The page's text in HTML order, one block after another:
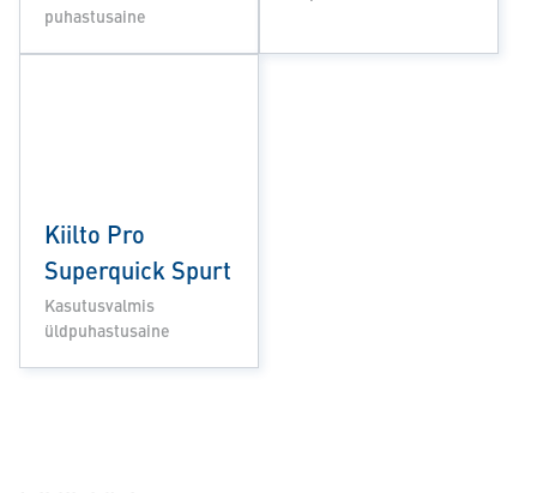
puhastusaine
Kiilto Pro
Superquick Spurt
Kasutusvalmis
üldpuhastusaine